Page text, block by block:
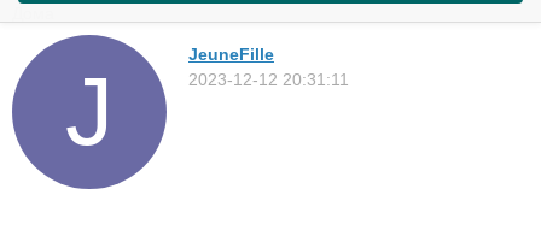
JeuneFille
2023-12-12 20:31:11